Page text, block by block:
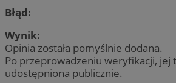
Błąd:
Wynik:
Opinia została pomyślnie dodana.
Po przeprowadzeniu weryfikacji, jej
udostępniona publicznie.